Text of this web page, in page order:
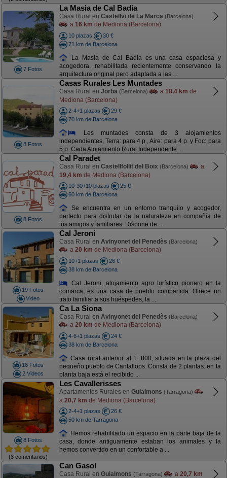
7 Fotos
La Masia de Cal Badia
Casa Rural en Castellvi de La Marca (Barcelona)
a 16 km de Mediona (Barcelona)
10 plazas
30 €
71 km de Barcelona
La Masía de Cal Badia es una casa espaciosa y
acogedora, rehabilitada recientemente conservando la
arquitectura original pero adaptada a las ...
8 Fotos
Casas Rurales Les Muntades
Casa Rural en Jorba (Barcelona) a 18,4 km de
Mediona (Barcelona)
2-4+1 plazas
29 €
70 km de Barcelona
Les muntades consta de 3 alojamientos
independientes, Terra: para 4 p., Aire: para 4 p. y Foc: para
5 p. Cada Alojamiento Rural Independente ...
8 Fotos
Cal Paradet
Casa Rural en Castellfollit del Boix (Barcelona)
a
19,4 km de Mediona (Barcelona)
10-30+10 plazas
25 €
60 km de Barcelona
Se encuentra en un entorno tranquilo y acogedor,
perfecto para disfrutar de la naturaleza en compañía de
tus amigos y familiares. Dispone de ...
19 Fotos
Video
Cal Jeroni
Casa Rural en Avinyonet del Penedès (Barcelona)
a 20 km de Mediona (Barcelona)
10+1 plazas
26 €
38 km de Barcelona
Cal Jeroni, alojamiento agro turístico pionero en la
comarca, es una casa de pueblo compartida. Ofrece un
trato familiar a sus huéspedes, la ...
16 Fotos
2 Videos
Ca La Siona
Casa Rural en Avinyonet del Penedès (Barcelona)
a 20 km de Mediona (Barcelona)
4-6+1 plazas
24 €
38 km de Barcelona
Casa rural anterior al 1. 800, situada en la plaza del
pequeño pueblo de Cantallops. Consta de 2 plantas: en la
planta baja está el recibido ...
8 Fotos
(3 comentarios)
Les Cavallerisses
Apartamentos Rurales en Guialmons (Tarragona)
a 20,7 km de Mediona (Barcelona)
2-4+1 plazas
26 €
50 km de Tarragona
Hemos rehabilitado un espacio en la parte baja de la
casa, donde antiguamente estaban los animales y la
hemos convertido en un confortable a ...
Can Gasol
Casa Rural en Guialmons (Tarragona) a 20,7 km